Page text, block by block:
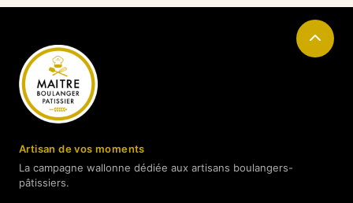
Artisan de vos moments
La campagne wallonne dédiée aux artisans boulangers-
pâtissiers.